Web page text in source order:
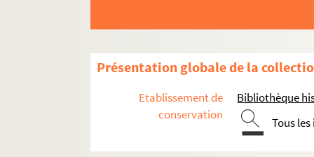
Présentation globale de la
Etablissement de
conservation
Bibliothèque
Tous
Dossier n° 25
Dossier n° 26
Dossier n° 28